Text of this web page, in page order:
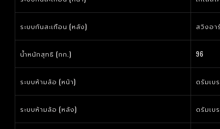
ระบบกันสะเทือน (หลัง) สวิงอา
น้ำหนักสุทธิ (กก.) 96
ระบบห้ามล้อ (หน้า) ดรัมเบ
ระบบห้ามล้อ (หลัง) ดรัมเบ